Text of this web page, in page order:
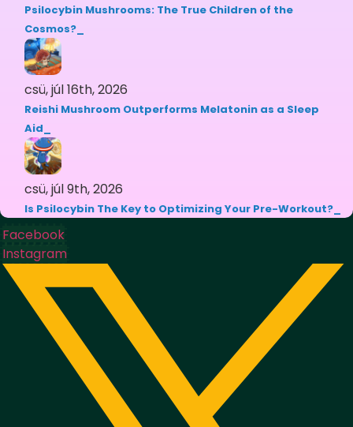
Psilocybin Mushrooms: The True Children of the
Cosmos?
csü, júl 16th, 2026
Reishi Mushroom Outperforms Melatonin as a Sleep
Aid
csü, júl 9th, 2026
Is Psilocybin The Key to Optimizing Your Pre-Workout?
Facebook
Instagram